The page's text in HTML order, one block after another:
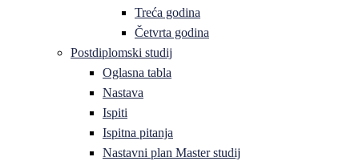
Treća godina
Četvrta godina
Postdiplomski studij
Oglasna tabla
Nastava
Ispiti
Ispitna pitanja
Nastavni plan Master studij